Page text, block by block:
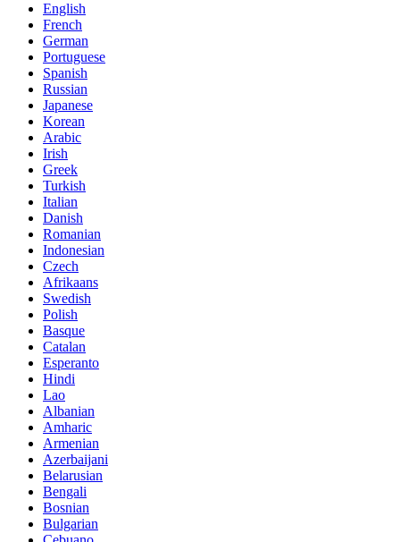
English
French
German
Portuguese
Spanish
Russian
Japanese
Korean
Arabic
Irish
Greek
Turkish
Italian
Danish
Romanian
Indonesian
Czech
Afrikaans
Swedish
Polish
Basque
Catalan
Esperanto
Hindi
Lao
Albanian
Amharic
Armenian
Azerbaijani
Belarusian
Bengali
Bosnian
Bulgarian